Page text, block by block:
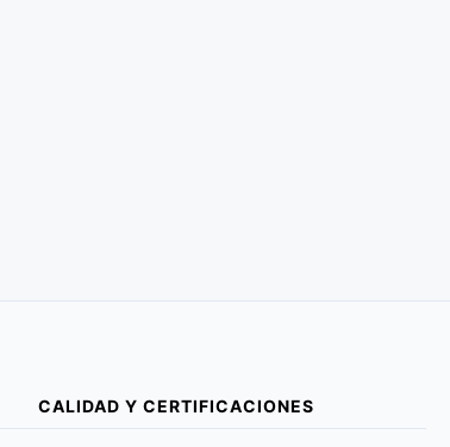
CALIDAD Y CERTIFICACIONES